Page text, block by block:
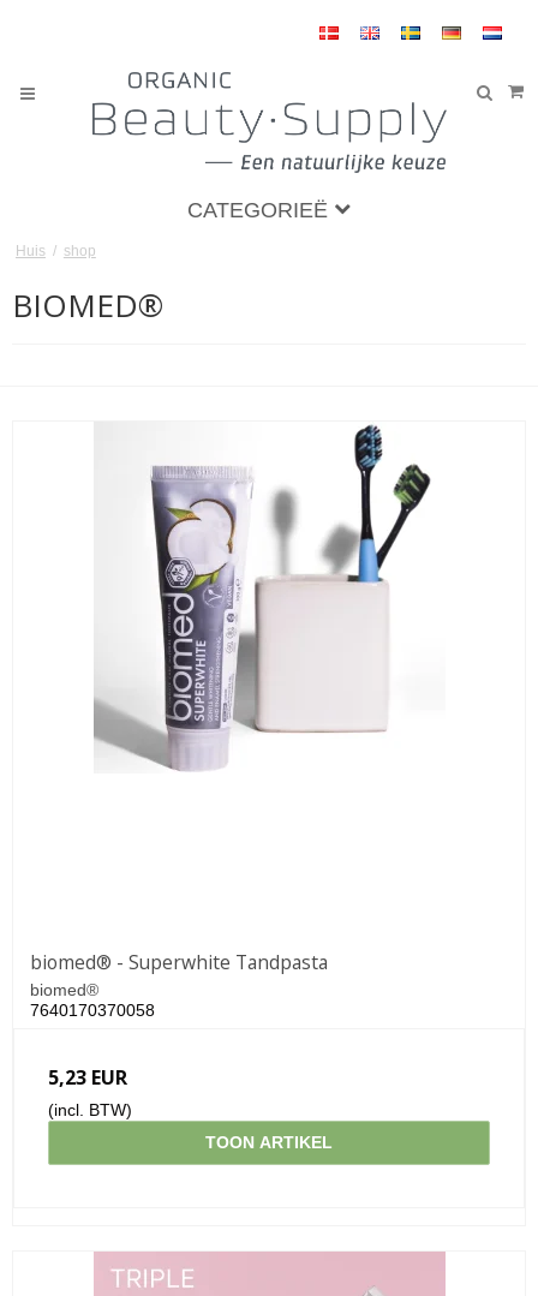
CATEGORIEË
Huis / shop
BIOMED®
biomed® - Superwhite Tandpasta
biomed®
7640170370058
5,23 EUR
(incl. BTW)
TOON ARTIKEL